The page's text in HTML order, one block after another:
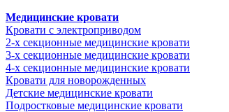
Медицинские кровати
Кровати с электроприводом
2-х секционные медицинские кровати
3-х секционные медицинские кровати
4-х секционные медицинские кровати
Кровати для новорожденных
Детские медицинские кровати
Подростковые медицинские кровати